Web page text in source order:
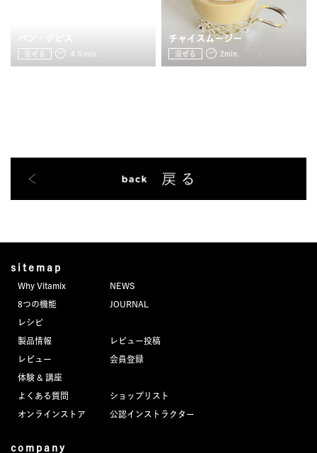
混ぜる ４０min.
チャイスムージー
混ぜる 2min.
sitemap
Why Vitamix
8つの機能
レシピ
製品情報
レビュー
体験 & 講座
よくある質問
オンラインストア
NEWS
JOURNAL
レビュー投稿
会員登録
ショップリスト
公認インストラクター
company